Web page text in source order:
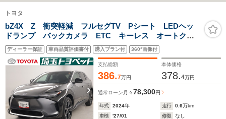
トヨタ
bZ4X Z 衝突軽減 フルセグTV Pシート LEDヘッ
ドランプ バックカメラ ETC キーレス オートクル
ーズコントロール スマートキー ナビ&TV 試乗車
メモリーナビ 記録簿 ミュージックプレイヤー接続可
ディーラー保証 車両品質評価書付 購入プラン付 360°画像付
支払総額
386.7万円
本体価格
378.4万円
通常ローン 月々78,300円
年式 2024年 走行 0.6万km
車検
'27/01 修復
なし